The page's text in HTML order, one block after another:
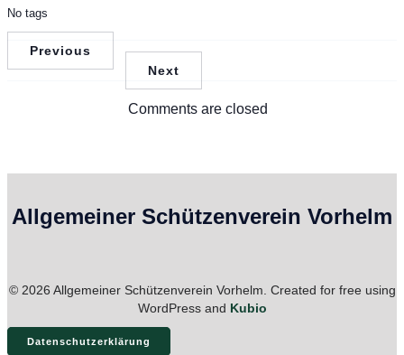
No tags
Previous
Next
Comments are closed
Allgemeiner Schützenverein Vorhelm
© 2026 Allgemeiner Schützenverein Vorhelm. Created for free using
WordPress and Kubio
Datenschutzerklärung